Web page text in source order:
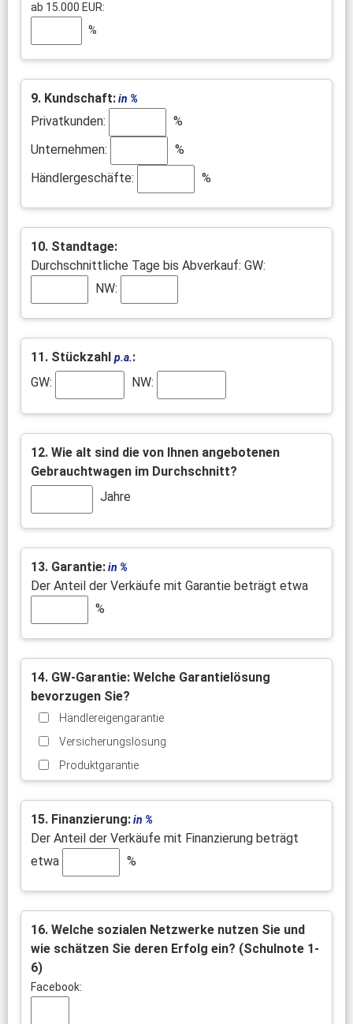
ab 15.000 EUR:
%
9. Kundschaft:in %
Privatkunden:
%
Unternehmen:
%
Händlergeschäfte:
%
10. Standtage:
Durchschnittliche Tage bis Abverkauf: GW:
NW:
11. Stückzahl p.a.:
GW:
NW:
12. Wie alt sind die von Ihnen angebotenen
Gebrauchtwagen im Durchschnitt?
Jahre
13. Garantie:in %
Der Anteil der Verkäufe mit Garantie beträgt etwa
%
14. GW-Garantie: Welche Garantielösung
bevorzugen Sie?
Händlereigengarantie
Versicherungslösung
Produktgarantie
15. Finanzierung:in %
Der Anteil der Verkäufe mit Finanzierung beträgt
etwa
%
16. Welche sozialen Netzwerke nutzen Sie und
wie schätzen Sie deren Erfolg ein? (Schulnote 1-
6)
Facebook: